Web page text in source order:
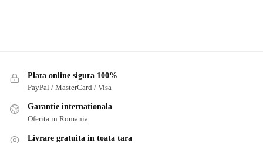
Plata online sigura 100%
PayPal / MasterCard / Visa
Garantie internationala
Oferita in Romania
Livrare gratuita in toata tara